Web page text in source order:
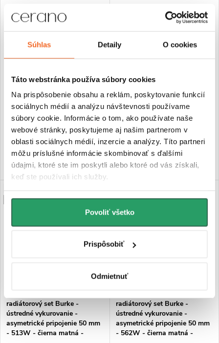
Súhlas Detaily O cookies
Táto webstránka používa súbory cookies
Na prispôsobenie obsahu a reklám, poskytovanie funkcií
sociálnych médií a analýzu návštevnosti používame
súbory cookie. Informácie o tom, ako používate naše
webové stránky, poskytujeme aj našim partnerom v
oblasti sociálnych médií, inzercie a analýzy. Títo partneri
môžu príslušné informácie skombinovať s ďalšími
údajmi, ktoré ste im poskytli alebo ktoré od vás získali,
keď ste používali ich služby.
Povoliť všetko
Prispôsobiť
Odmietnuť
ústredné vykurovanie -
asymetrické pripojenie 50 mm
- 359W - čierna matná -
1000x500 mm
€220,67
Skladom
DO KOŠÍKA
ústredné vykurovanie -
asymetrické pripojenie 50 mm
- 513W - biela matná -
1500x500 mm
€260,63
Skladom
DO KOŠÍKA
PREDĹŽENÁ ZÁRUKA
radiátorový set Burke -
ústredné vykurovanie -
asymetrické pripojenie 50 mm
- 513W - čierna matná -
radiátorový set Burke -
ústredné vykurovanie -
asymetrické pripojenie 50 mm
- 562W - čierna matná -